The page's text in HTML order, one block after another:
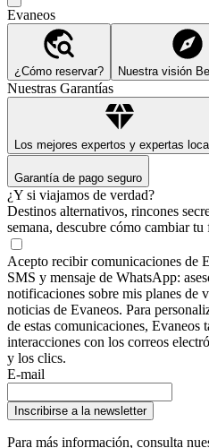
Evaneos
¿Cómo reservar? Nuestra visión
Nuestras Garantías
Los mejores expertos y expertas
Garantía de pago seguro
¿Y si viajamos de verdad?
Destinos alternativos, rincones
semana, descubre cómo cambiar
Acepto recibir comunicaciones de
SMS y mensaje de WhatsApp:
notificaciones sobre mis planes de
noticias de Evaneos. Para
de estas comunicaciones, Evaneos
interacciones con los correos
y los clics.
E-mail
Inscribirse a la newsletter
Para más información, consulta